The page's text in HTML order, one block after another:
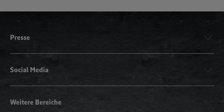
Presse
Social Media
Weitere Bereiche